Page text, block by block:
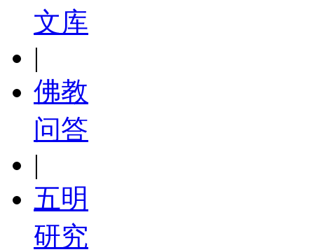
文库
|
佛教
问答
|
五明
研究